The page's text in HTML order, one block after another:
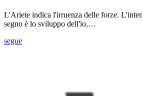
L'Ariete indica l'irruenza delle forze.
segno è lo sviluppo dell'io,…
segue